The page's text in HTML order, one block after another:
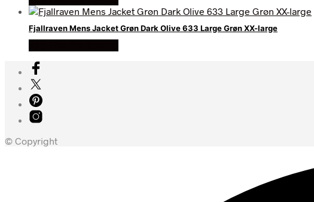
Fjallraven Mens Jacket Grøn Dark Olive 633 Large Grøn XX-large
© Copyright